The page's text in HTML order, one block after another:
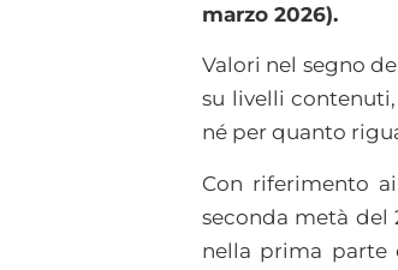
marzo 2026).
Valori nel segno
su livelli
né per quanto
Con riferimento ai
seconda metà
nella prima parte